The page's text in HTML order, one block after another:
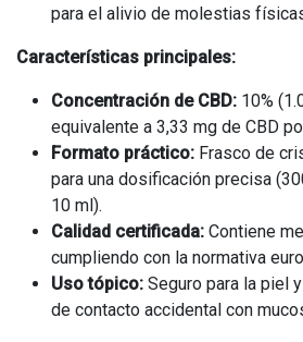
para el alivio de molestias
Características principales:
Concentración de CBD: 10%
equivalente a 3,33 mg de CBD
Formato práctico: Frasco de
para una dosificación precisa
10 ml).
Calidad certificada: Contiene
cumpliendo con la normativa
Uso tópico: Seguro para la piel
de contacto accidental con